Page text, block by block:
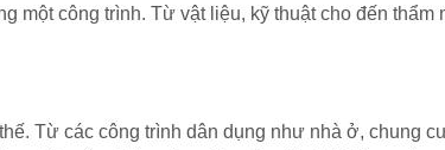
một công trình. Từ vật liệu, kỹ thuật cho đến
Từ các công trình dân dụng như nhà ở, chung